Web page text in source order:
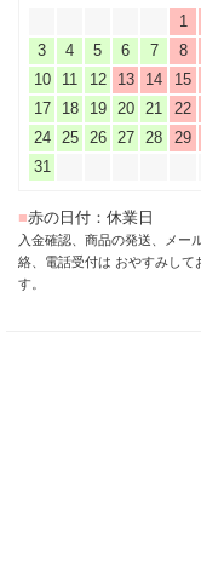
1
3
4 5 6 7 8
10
11 12 13 14 15
17
18 19 20 21 22
24
25 26 27 28 29
31
■赤の日付：休業日
入金確認、商品の発送、メー
絡、電話受付は おやすみして
す。